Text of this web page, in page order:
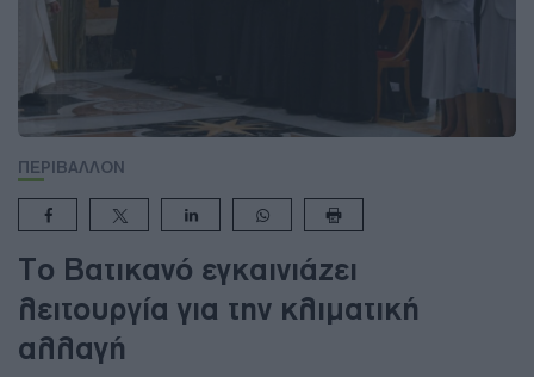
ΠΕΡΙΒΑΛΛΟΝ
Το Βατικανό εγκαινιάζει
λειτουργία για την κλιματική
αλλαγή